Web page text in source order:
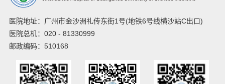
医院地址：广州市金沙洲礼传东街1号(地铁6号线横沙站C出口)
医院总机：020 - 81330999
邮政编码：510168